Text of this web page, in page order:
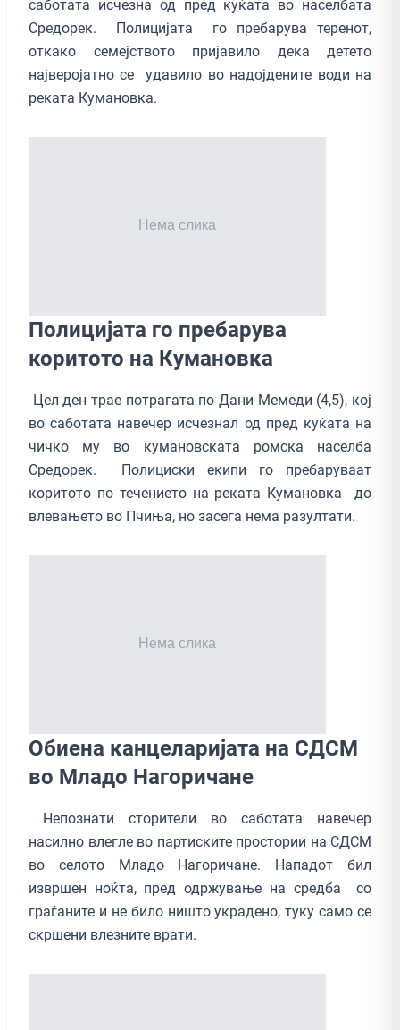
саботата исчезна од пред куќата во населбата
Средорек. Полицијата го пребарува теренот,
откако семејството пријавило дека детето
најверојатно се удавило во надојдените води на
реката Кумановка.
Полицијата го пребарува
коритото на Кумановка
Цел ден трае потрагата по Дани Мемеди (4,5), кој
во саботата навечер исчезнал од пред куќата на
чичко му во кумановската ромска населба
Средорек. Полициски екипи го пребаруваат
коритото по течението на реката Кумановка до
влевањето во Пчиња, но засега нема разултати.
Обиена канцеларијата на СДСМ
во Младо Нагоричане
Непознати сторители во саботата навечер
насилно влегле во партиските простории на СДСМ
во селото Младо Нагоричане. Нападот бил
извршен ноќта, пред одржување на средба со
граѓаните и не било ништо украдено, туку само се
скршени влезните врати.